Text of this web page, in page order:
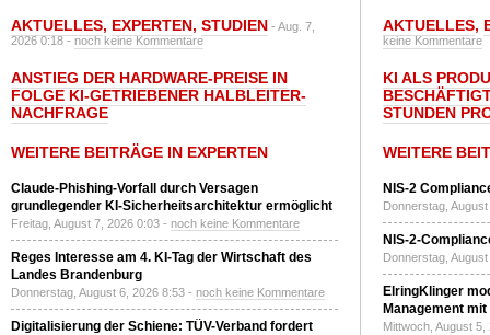
AKTUELLES, EXPERTEN, STUDIEN - Aug. 7,
2026 0:18 -noch keine Kommentare
ANSTIEG DER HARDWARE-PREISE IN
FOLGE KI-GETRIEBENER HALBLEITER-
NACHFRAGE
WEITERE BEITRÄGE IN EXPERTEN
Claude-Phishing-Vorfall durch Versagen
grundlegender KI-Sicherheitsarchitektur ermöglicht
Freitag, August 7, 2026 0:03 - noch keine Kommentare
Reges Interesse am 4. KI-Tag der Wirtschaft des
Landes Brandenburg
Donnerstag, August 6, 2026 8:53 - noch keine Kommentare
Digitalisierung der Schiene: TÜV-Verband fordert
AKTUELLES,
keine Kommentare
KI ALS
STUNDEN
WEITERE
NIS-2
Donnerstag,
NIS-2-
Donnerstag,
ElringKlinger
Management
Mittwoch, August